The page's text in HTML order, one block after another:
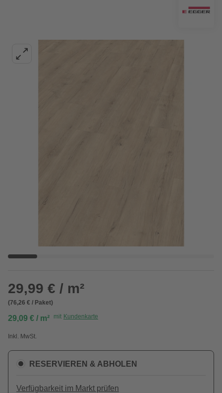
29,99 € / m²
(76,26 € / Paket)
29,09 € / m² mit Kundenkarte
Inkl. MwSt.
RESERVIEREN & ABHOLEN
Verfügbarkeit im Markt prüfen